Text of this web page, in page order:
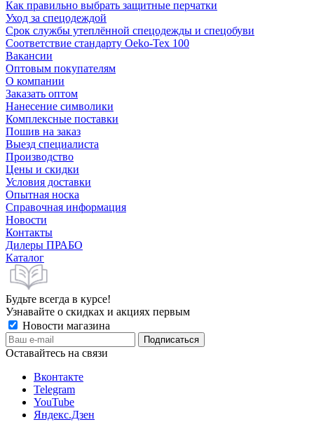
Как правильно выбрать защитные перчатки
Уход за спецодеждой
Срок службы утеплённой спецодежды и спецобуви
Соответствие стандарту Oeko-Tex 100
Вакансии
Оптовым покупателям
О компании
Заказать оптом
Нанесение символики
Комплексные поставки
Пошив на заказ
Выезд специалиста
Производство
Цены и скидки
Условия доставки
Опытная носка
Справочная информация
Новости
Контакты
Дилеры ПРАБО
Каталог
Будьте всегда в курсе!
Узнавайте о скидках и акциях первым
Новости магазина
Оставайтесь на связи
Вконтакте
Telegram
YouTube
Яндекс.Дзен